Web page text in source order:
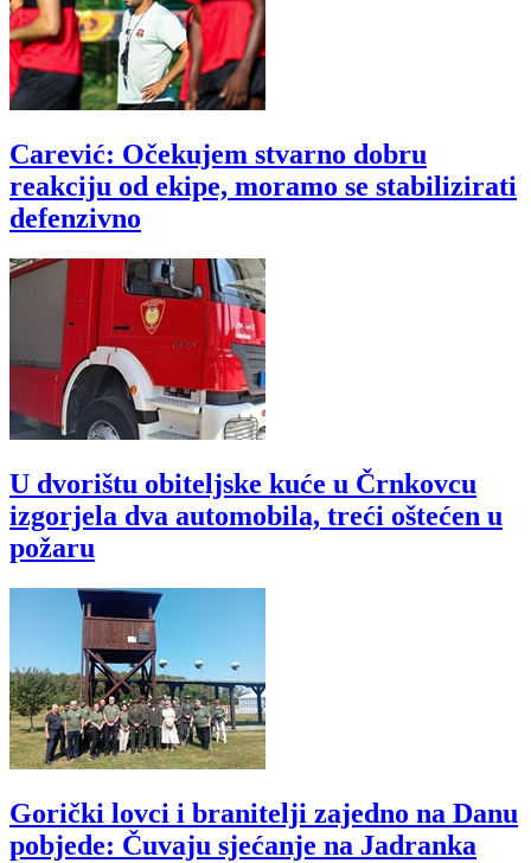
Carević: Očekujem stvarno dobru
reakciju od ekipe, moramo se stabilizirati
defenzivno
U dvorištu obiteljske kuće u Črnkovcu
izgorjela dva automobila, treći oštećen u
požaru
Gorički lovci i branitelji zajedno na Danu
pobjede: Čuvaju sjećanje na Jadranka